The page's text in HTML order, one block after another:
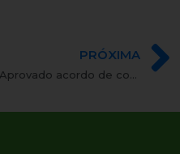
PRÓXIMA
Aprovado acordo de cooperação em defesa com a Sérvia